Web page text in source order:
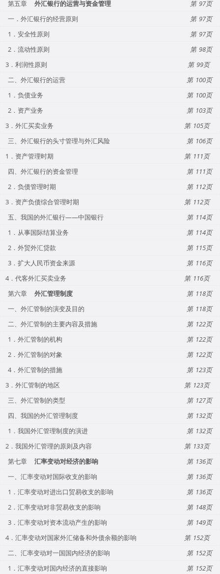
第五章 外汇银行的运营与资金管理
97
一．外汇银行的经营原则
97
1．安全性原则
97
2．流动性原则
98
3．利润性原则
99
二、外汇银行的运营
100
1．负债业务
100
2．资产业务
103
3．外汇买卖业务
105
三、外汇银行的头寸管理与外汇风险
106
1．资产管理时期
111
四、外汇银行的资金管理
111
2．负债管理时期
112
3．资产负债综合管理时期
112
五、我国的外汇银行——中国银行
114
1．从事国际结算业务
114
2．外贸外汇贷款
115
3．扩大人民币资金来源
116
4．代客外汇买卖业务
116
第六章
外汇管理制度
118
一、外汇管制的演变及目的
118
二、外汇管制的主要内容及措施
122
1．外汇管制的机构
122
2．外汇管制的对象
122
4．外汇管制的措施
123
3．外汇管制的地区
123
三、外汇管制的类型
127
四、我国的外汇管理制度
132
1．我国外汇管理制度的演进
132
2．我国外汇管理的原则及内容
133
第七章
汇率变动对经济的影响
136
一、汇率变动对国际收支的影响
136
1．汇率变动对进出口贸易收支的影响
136
2．汇率变动对非贸易收支的影响
148
3．汇率变动对资本流动产生的影响
149
4．汇率变动对国家外汇储备和外债余额的影响
152
二、汇率变动对一国国内经济的影响
152
1．汇率变动对国内经济的直接影响
152